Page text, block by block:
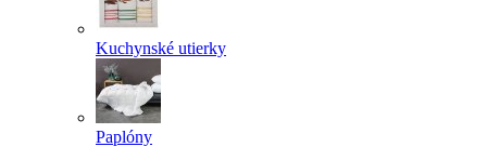
Kuchynské utierky
Paplóny